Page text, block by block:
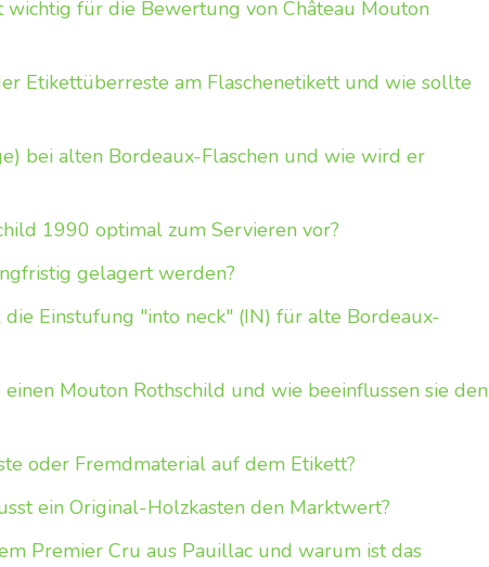
für die Bewertung von Château Mouton
Etikettüberreste am Flaschenetikett und wie sollte
bei alten Bordeaux-Flaschen und wie wird er
1990 optimal zum Servieren vor?
gelagert werden?
Einstufung "into neck" (IN) für alte Bordeaux-
Mouton Rothschild und wie beeinflussen sie den
oder Fremdmaterial auf dem Etikett?
ein Original-Holzkasten den Marktwert?
Premier Cru aus Pauillac und warum ist das